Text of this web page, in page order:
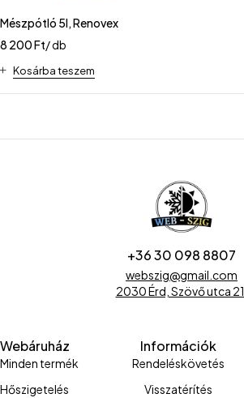
Mészpótló 5l, Renovex
8 200Ft/ db
Kosárba teszem
+36 30 098 8807
webszig@gmail.com
2030 Érd, Szövő utca 21.
Webáruház
Minden termék
Hőszigetelés
Információk
Rendeléskövetés
Visszatérítés